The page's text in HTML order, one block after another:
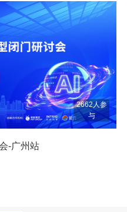
2662人参
与
-广州站